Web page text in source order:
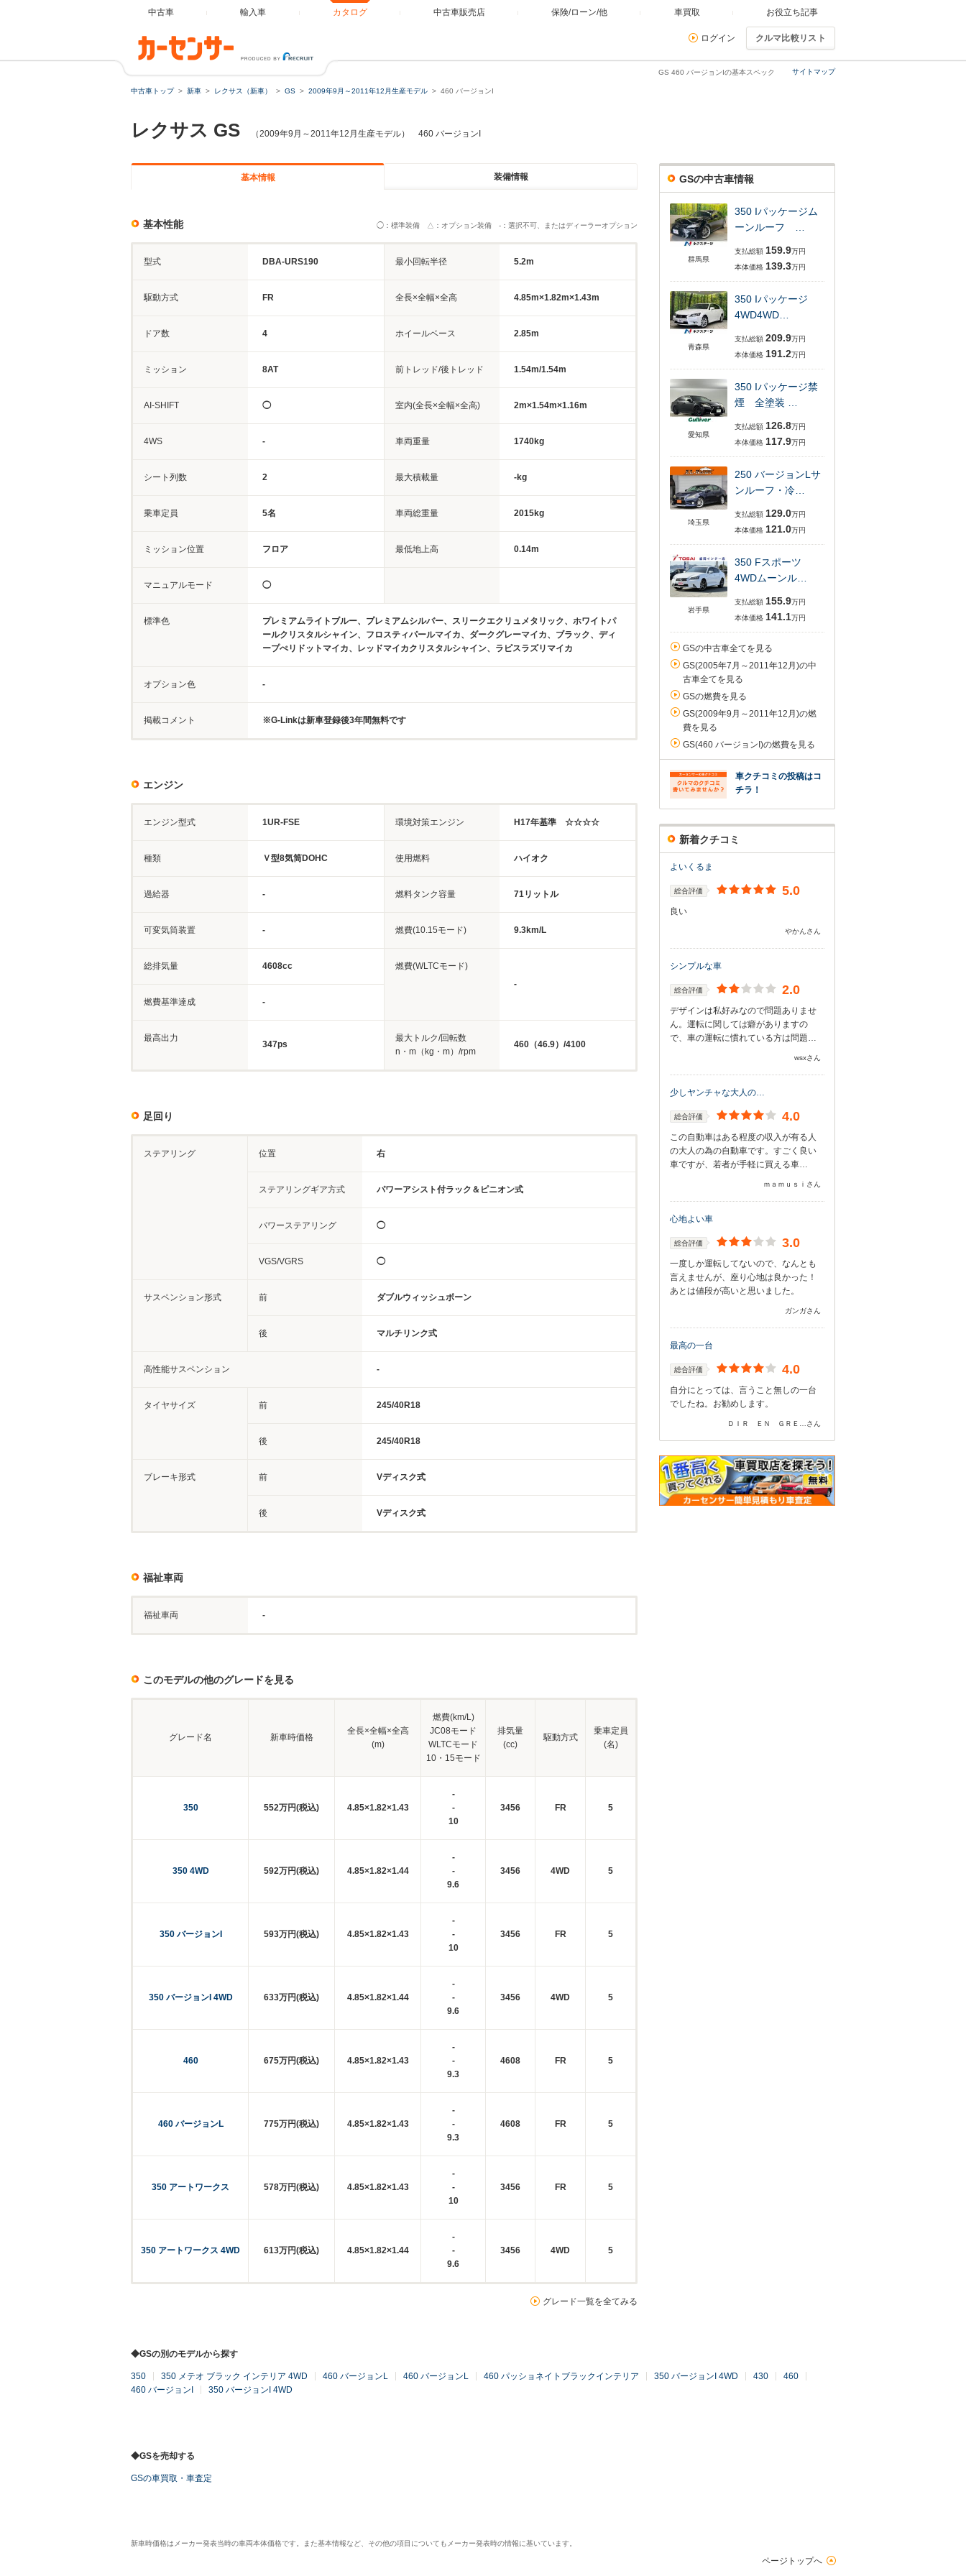
中古車 輸入車 カタログ 中古車販売店 保険/ローン/他 車買取 お役立ち記事
ログイン クルマ比較リスト
サイトマップ
GS 460 バージョンIの基本スペック
中古車トップ 新車 レクサス（新車） GS 2009年9月～2011年12月生産モデル 460 バージョンI
レクサス GS （2009年9月～2011年12月生産モデル） 460 バージョンI
基本情報 装備情報
基本性能 ◯：標準装備 △：オプション装備 -：選択不可、またはディーラーオプション
型式 DBA-URS190 最小回転半径 5.2m
駆動方式 FR 全長×全幅×全高 4.85m×1.82m×1.43m
ドア数 4 ホイールベース 2.85m
ミッション 8AT 前トレッド/後トレッド 1.54m/1.54m
AI-SHIFT ◯ 室内(全長×全幅×全高) 2m×1.54m×1.16m
4WS - 車両重量 1740kg
シート列数 2 最大積載量 -kg
乗車定員 5名 車両総重量 2015kg
ミッション位置 フロア 最低地上高 0.14m
マニュアルモード ◯
標準色
プレミアムライトブルー、プレミアムシルバー、スリークエクリュメタリック、ホワイトパ
ールクリスタルシャイン、フロスティパールマイカ、ダークグレーマイカ、ブラック、ディ
ープぺリドットマイカ、レッドマイカクリスタルシャイン、ラピスラズリマイカ
オプション色 -
掲載コメント ※G-Linkは新車登録後3年間無料です
エンジン
エンジン型式 1UR-FSE 環境対策エンジン H17年基準 ☆☆☆☆
種類 Ｖ型8気筒DOHC 使用燃料 ハイオク
過給器 - 燃料タンク容量 71リットル
可変気筒装置 - 燃費(10.15モード) 9.3km/L
総排気量 4608cc
燃費(WLTCモード)
-
燃費基準達成
-
最高出力
347ps
最大トルク/回転数
n・m（kg・m）/rpm
460（46.9）/4100
足回り
ステアリング 位置 右
ステアリングギア方式 パワーアシスト付ラック＆ピニオン式
パワーステアリング ◯
VGS/VGRS ◯
サスペンション形式 前 ダブルウィッシュボーン
後 マルチリンク式
高性能サスペンション -
タイヤサイズ 前 245/40R18
後 245/40R18
ブレーキ形式 前 Vディスク式
後 Vディスク式
福祉車両
福祉車両 -
このモデルの他のグレードを見る
グレード名 新車時価格
全長×全幅×全高
(m)
燃費(km/L)
JC08モード
WLTCモード
10・15モード
排気量
(cc)
駆動方式
乗車定員
(名)
350 552万円(税込) 4.85×1.82×1.43
-
-
10
3456 FR 5
350 4WD 592万円(税込) 4.85×1.82×1.44
-
-
9.6
3456 4WD 5
350 バージョンI 593万円(税込) 4.85×1.82×1.43
-
-
10
3456 FR 5
350 バージョンI 4WD 633万円(税込) 4.85×1.82×1.44
-
-
9.6
3456 4WD 5
460 675万円(税込) 4.85×1.82×1.43
-
-
9.3
4608 FR 5
460 バージョンL 775万円(税込) 4.85×1.82×1.43
-
-
9.3
4608 FR 5
350 アートワークス 578万円(税込) 4.85×1.82×1.43
-
-
10
3456 FR 5
350 アートワークス 4WD 613万円(税込) 4.85×1.82×1.44
-
-
9.6
3456 4WD 5
グレード一覧を全てみる
GSの中古車情報
群馬県
350 Iパッケージム
ーンルーフ …
支払総額 159.9万円
本体価格 139.3万円
青森県
350 Iパッケージ
4WD4WD…
支払総額 209.9万円
本体価格 191.2万円
愛知県
350 Iパッケージ禁
煙 全塗装 …
支払総額 126.8万円
本体価格 117.9万円
埼玉県
250 バージョンLサ
ンルーフ・冷…
支払総額 129.0万円
本体価格 121.0万円
岩手県
350 Fスポーツ
4WDムーンル…
支払総額 155.9万円
本体価格 141.1万円
GSの中古車全てを見る
GS(2005年7月～2011年12月)の中
古車全てを見る
GSの燃費を見る
GS(2009年9月～2011年12月)の燃
費を見る
GS(460 バージョンI)の燃費を見る
車クチコミの投稿はコ
チラ！
新着クチコミ
よいくるま
総合評価 5.0
良い
やかんさん
シンプルな車
総合評価 2.0
デザインは私好みなので問題ありませ
ん。運転に関しては癖がありますの
で、車の運転に慣れている方は問題…
wsxさん
少しヤンチャな大人の…
総合評価 4.0
この自動車はある程度の収入が有る人
の大人の為の自動車です。すごく良い
車ですが、若者が手軽に買える車…
ｍａｍｕｓｉさん
心地よい車
総合評価 3.0
一度しか運転してないので、なんとも
言えませんが、座り心地は良かった！
あとは値段が高いと思いました。
ガンガさん
最高の一台
総合評価 4.0
自分にとっては、言うこと無しの一台
でしたね。お勧めします。
ＤＩＲ ＥＮ ＧＲＥ…さん
◆GSの別のモデルから探す
350 350 メテオ ブラック インテリア 4WD 460 バージョンL 460 バージョンL 460 パッショネイトブラックインテリア 350 バージョンI 4WD 430
460
460 バージョンI
350 バージョンI 4WD
◆GSを売却する
GSの車買取・車査定
新車時価格はメーカー発表当時の車両本体価格です。また基本情報など、その他の項目についてもメーカー発表時の情報に基いています。
ページトップへ